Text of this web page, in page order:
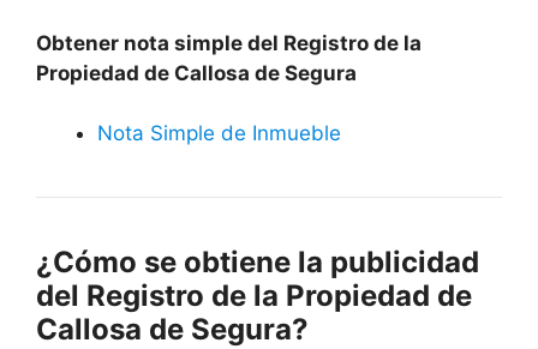
Obtener nota simple del Registro de la
Propiedad de Callosa de Segura
Nota Simple de Inmueble
¿Cómo se obtiene la publicidad
del Registro de la Propiedad de
Callosa de Segura?